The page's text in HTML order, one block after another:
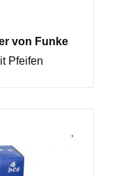
von Funke
Pfeifen